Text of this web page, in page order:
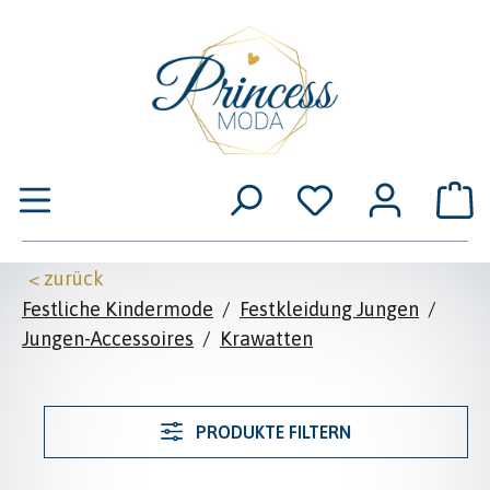
< zurück
Festliche Kindermode / Festkleidung Jungen /
Jungen-Accessoires / Krawatten
PRODUKTE FILTERN